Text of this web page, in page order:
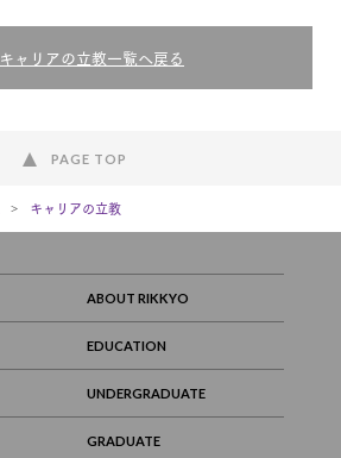
キャリアの立教一覧へ戻る
PAGE TOP
キャリアの立教